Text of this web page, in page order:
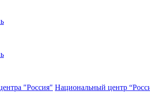
Национальный центр